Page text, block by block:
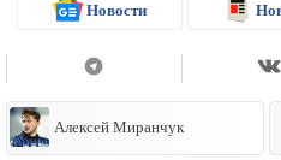
Новости
Алексей Миранчук